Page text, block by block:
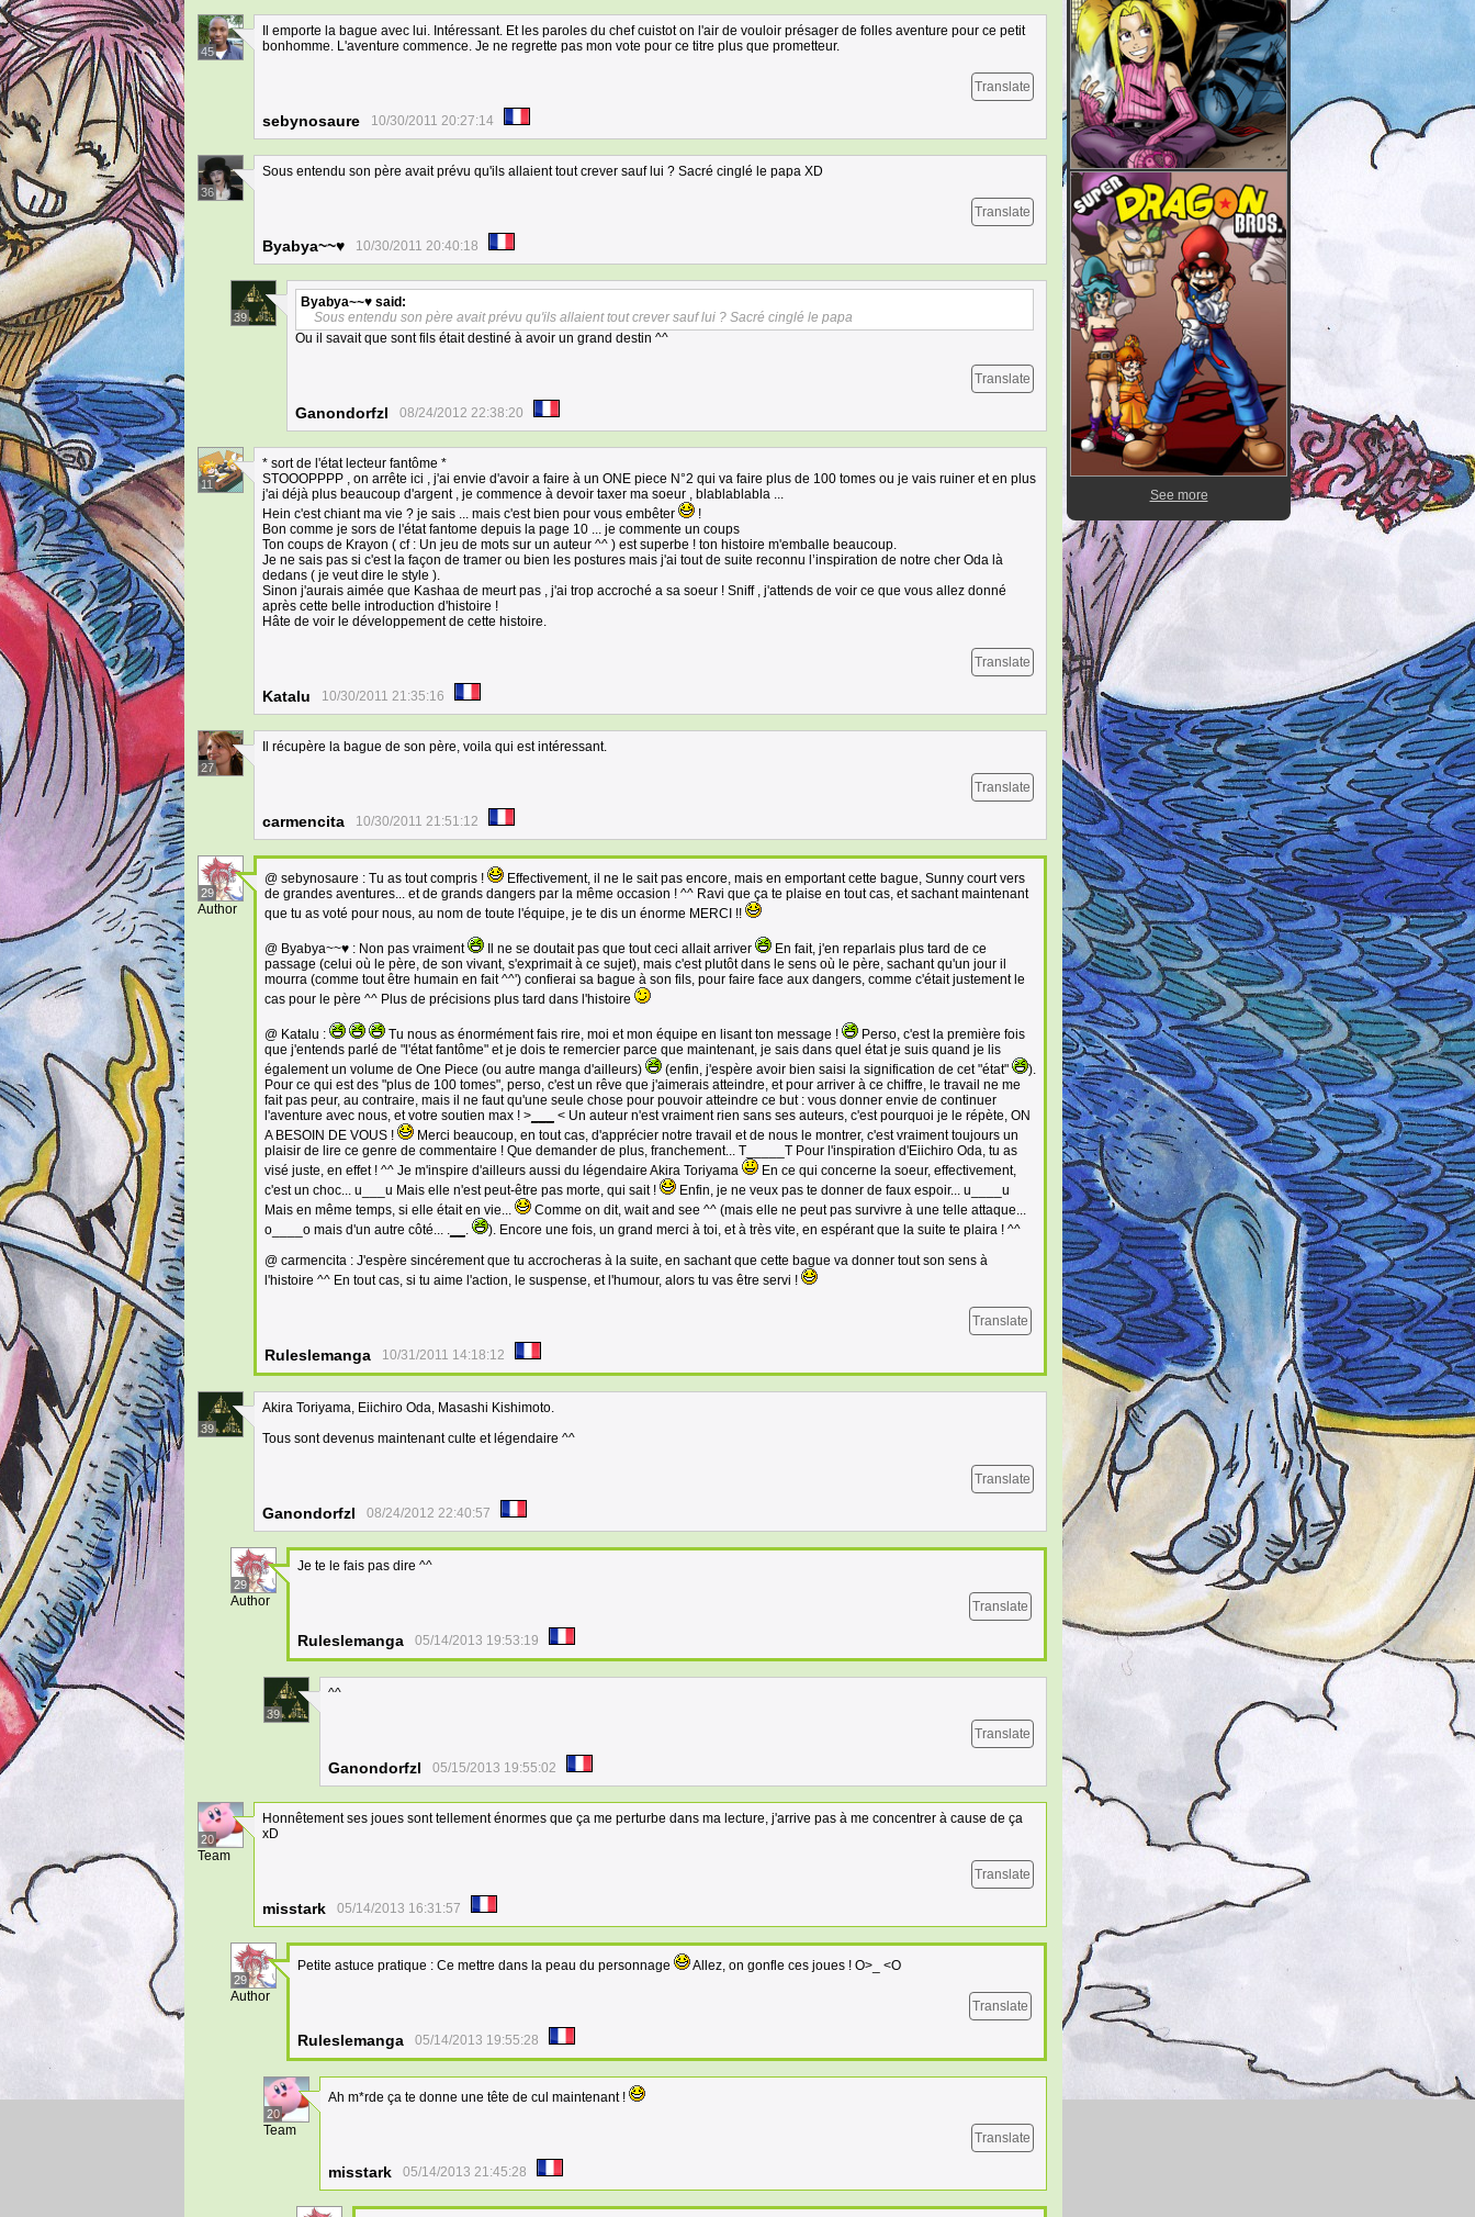
45
Il emporte la bague avec lui. Intéressant. Et les paroles du chef cuistot on l'air de vouloir présager de folles aventure pour ce petit
bonhomme. L'aventure commence. Je ne regrette pas mon vote pour ce titre plus que prometteur.
Translate
sebynosaure 10/30/2011 20:27:14
36
Sous entendu son père avait prévu qu'ils allaient tout crever sauf lui ? Sacré cinglé le papa XD
Translate
Byabya~~♥ 10/30/2011 20:40:18
39
Byabya~~♥ said:
Sous entendu son père avait prévu qu'ils allaient tout crever sauf lui ? Sacré cinglé le papa
Ou il savait que sont fils était destiné à avoir un grand destin ^^
Translate
Ganondorfzl 08/24/2012 22:38:20
11
* sort de l'état lecteur fantôme *
STOOOPPPP , on arrête ici , j'ai envie d'avoir a faire à un ONE piece N°2 qui va faire plus de 100 tomes ou je vais ruiner et en plus
j'ai déjà plus beaucoup d'argent , je commence à devoir taxer ma soeur , blablablabla ...
Hein c'est chiant ma vie ? je sais ... mais c'est bien pour vous embêter
!
Bon comme je sors de l'état fantome depuis la page 10 ... je commente un coups
Ton coups de Krayon ( cf : Un jeu de mots sur un auteur ^^ ) est superbe ! ton histoire m'emballe beaucoup.
Je ne sais pas si c'est la façon de tramer ou bien les postures mais j'ai tout de suite reconnu l’inspiration de notre cher Oda là
dedans ( je veut dire le style ).
Sinon j'aurais aimée que Kashaa de meurt pas , j'ai trop accroché a sa soeur ! Sniff , j'attends de voir ce que vous allez donné
après cette belle introduction d'histoire !
Hâte de voir le développement de cette histoire.
Translate
Katalu 10/30/2011 21:35:16
27
Il récupère la bague de son père, voila qui est intéressant.
Translate
carmencita 10/30/2011 21:51:12
29
Author
@ sebynosaure : Tu as tout compris !
Effectivement, il ne le sait pas encore, mais en emportant cette bague, Sunny court vers
de grandes aventures... et de grands dangers par la même occasion ! ^^ Ravi que ça te plaise en tout cas, et sachant maintenant
que tu as voté pour nous, au nom de toute l'équipe, je te dis un énorme MERCI !!
@ Byabya~~♥ : Non pas vraiment Il ne se doutait pas que tout ceci allait arriver
En fait, j'en reparlais plus tard de ce
passage (celui où le père, de son vivant, s'exprimait à ce sujet), mais c'est plutôt dans le sens où le père, sachant qu'un jour il
mourra (comme tout être humain en fait ^^') confierai sa bague à son fils, pour faire face aux dangers, comme c'était justement le
cas pour le père ^^ Plus de précisions plus tard dans l'histoire
@ Katalu : Tu nous as énormément fais rire, moi et mon équipe en lisant ton message !
Perso, c'est la première fois
que j'entends parlé de "l'état fantôme" et je dois te remercier parce que maintenant, je sais dans quel état je suis quand je lis
également un volume de One Piece (ou autre manga d'ailleurs)
(enfin, j'espère avoir bien saisi la signification de cet "état"
).
Pour ce qui est des "plus de 100 tomes", perso, c'est un rêve que j'aimerais atteindre, et pour arriver à ce chiffre, le travail ne me
fait pas peur, au contraire, mais il ne faut qu'une seule chose pour pouvoir atteindre ce but : vous donner envie de continuer
l'aventure avec nous, et votre soutien max ! >
< Un auteur n'est vraiment rien sans ses auteurs, c'est pourquoi je le répète, ON
A BESOIN DE VOUS !
Merci beaucoup, en tout cas, d'apprécier notre travail et de nous le montrer, c'est vraiment toujours un
plaisir de lire ce genre de commentaire ! Que demander de plus, franchement... T_____T Pour l'inspiration d'Eiichiro Oda, tu as
visé juste, en effet ! ^^ Je m'inspire d'ailleurs aussi du légendaire Akira Toriyama
En ce qui concerne la soeur, effectivement,
c'est un choc... u___u Mais elle n'est peut-être pas morte, qui sait !
Enfin, je ne veux pas te donner de faux espoir... u____u
Mais en même temps, si elle était en vie...
Comme on dit, wait and see ^^ (mais elle ne peut pas survivre à une telle attaque...
o____o mais d'un autre côté... .
.
). Encore une fois, un grand merci à toi, et à très vite, en espérant que la suite te plaira ! ^^
@ carmencita : J'espère sincérement que tu accrocheras à la suite, en sachant que cette bague va donner tout son sens à
l'histoire ^^ En tout cas, si tu aime l'action, le suspense, et l'humour, alors tu vas être servi !
Translate
Ruleslemanga 10/31/2011 14:18:12
39
Akira Toriyama, Eiichiro Oda, Masashi Kishimoto.
Tous sont devenus maintenant culte et légendaire ^^
Translate
Ganondorfzl 08/24/2012 22:40:57
29
Author
Je te le fais pas dire ^^
Translate
Ruleslemanga 05/14/2013 19:53:19
39
^^
Translate
Ganondorfzl 05/15/2013 19:55:02
20
Team
Honnêtement ses joues sont tellement énormes que ça me perturbe dans ma lecture, j'arrive pas à me concentrer à cause de ça
xD
Translate
misstark 05/14/2013 16:31:57
29
Author
Petite astuce pratique : Ce mettre dans la peau du personnage Allez, on gonfle ces joues ! O>_ <O
Translate
Ruleslemanga 05/14/2013 19:55:28
20
Team
Ah m*rde ça te donne une tête de cul maintenant !
Translate
misstark 05/14/2013 21:45:28
See more